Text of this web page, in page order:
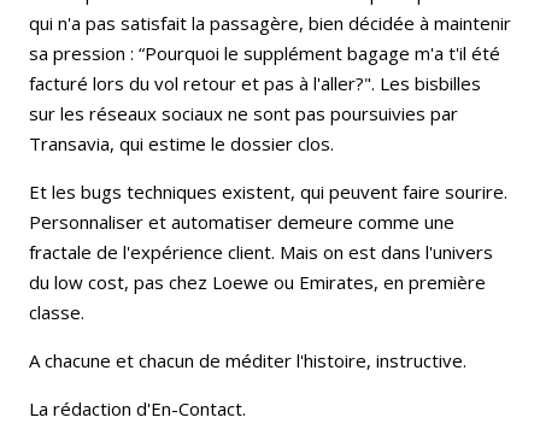
qui n'a pas satisfait la passagère, bien décidée à maintenir
sa pression : “Pourquoi le supplément bagage m'a t'il été
facturé lors du vol retour et pas à l'aller?". Les bisbilles
sur les réseaux sociaux ne sont pas poursuivies par
Transavia, qui estime le dossier clos.
Et les bugs techniques existent, qui peuvent faire sourire.
Personnaliser et automatiser demeure comme une
fractale de l'expérience client. Mais on est dans l'univers
du low cost, pas chez Loewe ou Emirates, en première
classe.
A chacune et chacun de méditer l'histoire, instructive.
La rédaction d'En-Contact.